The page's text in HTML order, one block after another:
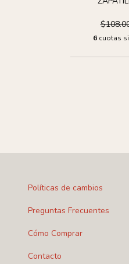
6 cuotas
Políticas de cambios
Preguntas Frecuentes
Cómo Comprar
Contacto